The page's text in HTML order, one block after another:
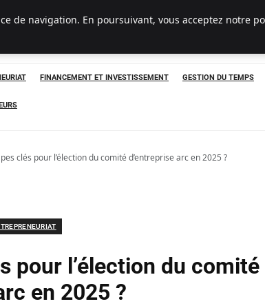
FINANCEMENT ET INVESTISSEMENT GESTION DU TEMPS
clés pour l’élection du comité d’entreprise arc en 2025 ?
pour l’élection du comité
en 2025 ?
de navigation. En poursuivant, vous acceptez notre